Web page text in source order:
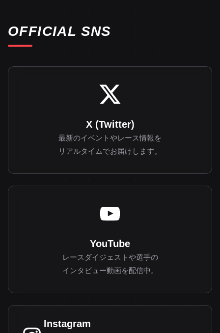
OFFICIAL SNS
X (Twitter)
最新のイベントやレース情報を
リアルタイムでお届けします。
YouTube
レースダイジェストや選手の
インタビュー動画を配信中。
Instagram